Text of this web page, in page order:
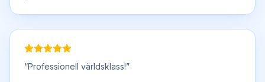
“Professionell världsklass!”